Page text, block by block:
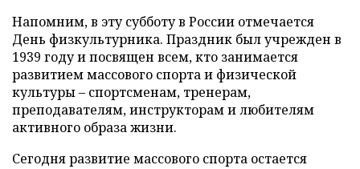
Напомним, в эту субботу в России отмечается
День физкультурника. Праздник был учрежден в
1939 году и посвящен всем, кто занимается
развитием массового спорта и физической
культуры – спортсменам, тренерам,
преподавателям, инструкторам и любителям
активного образа жизни.
Сегодня развитие массового спорта остается